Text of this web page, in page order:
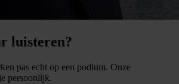
luisteren?
pas echt op een podium. Onze
persoonlijk.